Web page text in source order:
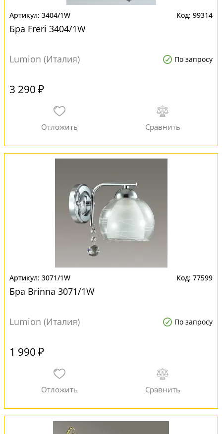
3404/1W 99314
Бра Freri 3404/1W
Lumion (Италия) По запросу
3 290 ₽
3071/1W 77599
Бра Brinna 3071/1W
Lumion (Италия) По запросу
1 990 ₽